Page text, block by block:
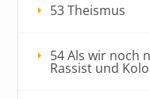
53 Theismus
54 Als wir noch
Rassist und